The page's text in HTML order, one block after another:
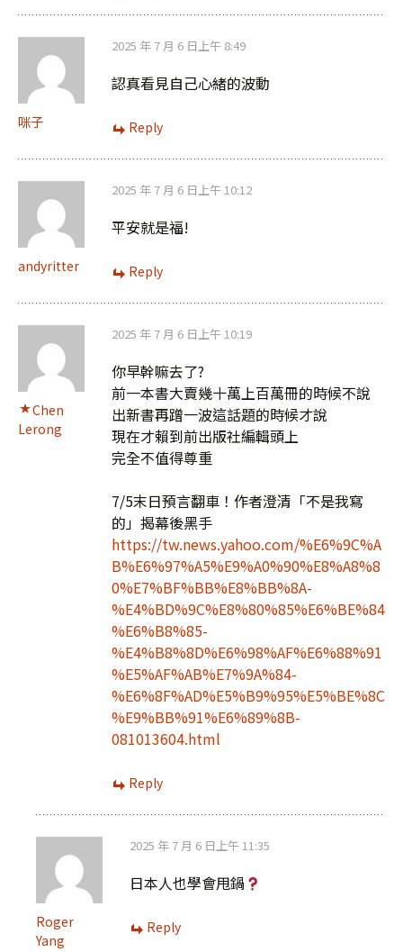
咪子
2025 年 7 月 6 日上午 8:49
認真看見自己心緒的波動
Reply
andyritter
2025 年 7 月 6 日上午 10:12
平安就是福!
Reply
Chen
Lerong
2025 年 7 月 6 日上午 10:19
你早幹嘛去了?
前一本書大賣幾十萬上百萬冊的時候不說
出新書再蹭一波這話題的時候才說
現在才賴到前出版社編輯頭上
完全不值得尊重
7/5末日預言翻車！作者澄清「不是我寫
的」揭幕後黑手
https://tw.news.yahoo.com/%E6%9C%A
B%E6%97%A5%E9%A0%90%E8%A8%8
0%E7%BF%BB%E8%BB%8A-
%E4%BD%9C%E8%80%85%E6%BE%84
%E6%B8%85-
%E4%B8%8D%E6%98%AF%E6%88%91
%E5%AF%AB%E7%9A%84-
%E6%8F%AD%E5%B9%95%E5%BE%8C
%E9%BB%91%E6%89%8B-
081013604.html
Reply
Roger
Yang
2025 年 7 月 6 日上午 11:35
日本人也學會甩鍋
Reply